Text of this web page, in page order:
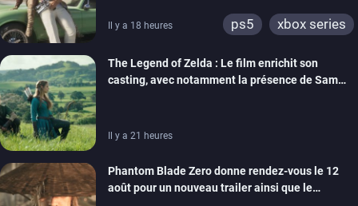
Il y a 18 heures ps5 xbox series
The Legend of Zelda : Le film enrichit son
casting, avec notamment la présence de Sam
Il y a 21 heures
Phantom Blade Zero donne rendez-vous le 12
août pour un nouveau trailer ainsi que le